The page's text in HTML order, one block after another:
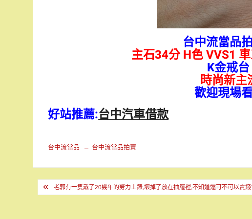
台中流當品
主石34分H色 VVS1
K金戒
時尚新主
歡迎現場
好站推薦:台中汽車借款
台中流當品 台中流當品拍賣
文 老郭有一隻戴了20幾年的勞力士錶,壞掉了放在抽屜裡,不知道還可不可以賣